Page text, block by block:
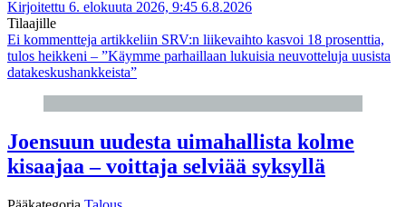
Kirjoitettu 6. elokuuta 2026, 9:45 6.8.2026
Tilaajille
Ei kommentteja artikkeliin SRV:n liikevaihto kasvoi 18 prosenttia,
tulos heikkeni – ”Käymme parhaillaan lukuisia neuvotteluja uusista
datakeskushankkeista”
Joensuun uudesta uimahallista kolme
kisaajaa – voittaja selviää syksyllä